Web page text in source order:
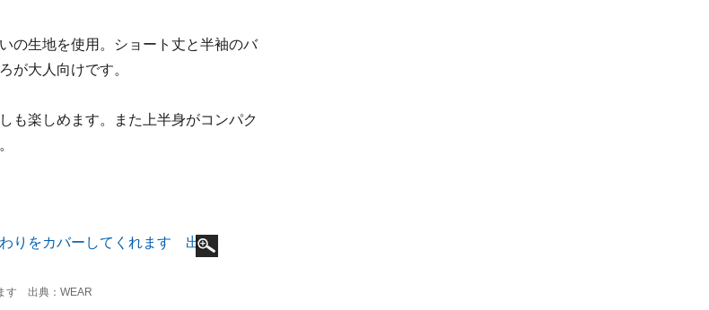
の生地を使用。ショート丈と半袖のバ
が大人向けです。
も楽しめます。また上半身がコンパク
す 出典：WEAR